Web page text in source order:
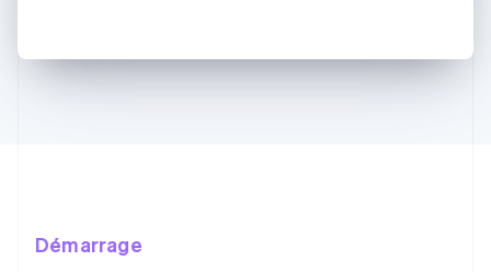
Démarrage